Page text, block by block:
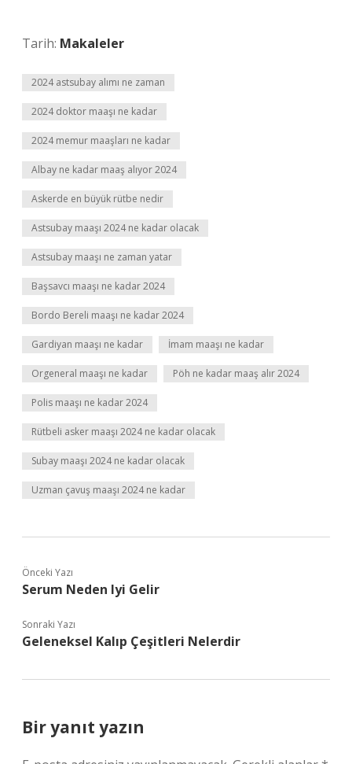
Tarih: Makaleler
2024 astsubay alımı ne zaman
2024 doktor maaşı ne kadar
2024 memur maaşları ne kadar
Albay ne kadar maaş alıyor 2024
Askerde en büyük rütbe nedir
Astsubay maaşı 2024 ne kadar olacak
Astsubay maaşı ne zaman yatar
Başsavcı maaşı ne kadar 2024
Bordo Bereli maaşı ne kadar 2024
Gardiyan maaşı ne kadar İmam maaşı ne kadar
Orgeneral maaşı ne kadar Pöh ne kadar maaş alır 2024
Polis maaşı ne kadar 2024
Rütbeli asker maaşı 2024 ne kadar olacak
Subay maaşı 2024 ne kadar olacak
Uzman çavuş maaşı 2024 ne kadar
Önceki Yazı
Serum Neden Iyi Gelir
Sonraki Yazı
Geleneksel Kalıp Çeşitleri Nelerdir
Bir yanıt yazın